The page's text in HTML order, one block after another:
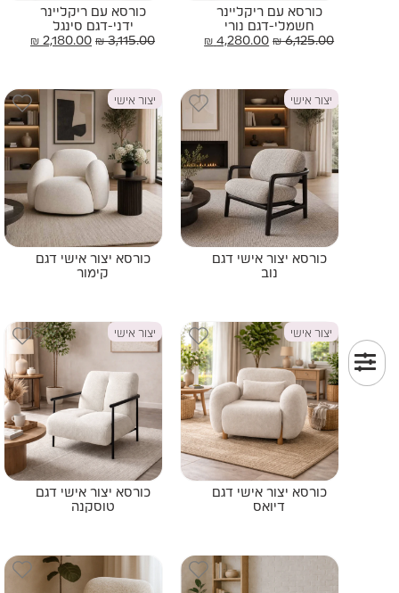
כורסא עם ריקליינר
חשמלי-דגם נורי
6,125.00
₪
4,280.00
₪
כורסא עם ריקליינר
ידני-דגם סינגל
3,115.00
₪
2,180.00
₪
יצור אישי
כורסא יצור אישי דגם
יצור אישי
כורסא יצור אישי דגם
קימור
יצור אישי
כורסא יצור אישי דגם
דיואס
יצור אישי
כורסא יצור אישי דגם
טוסקנה